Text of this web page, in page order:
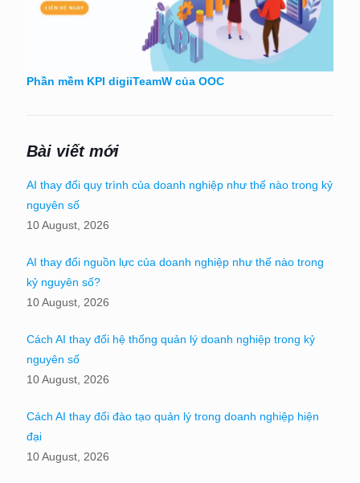
Phần mềm KPI digiiTeamW của OOC
Bài viết mới
AI thay đổi quy trình của doanh nghiệp như thế nào trong kỷ
nguyên số
10 August, 2026
AI thay đổi nguồn lực của doanh nghiệp như thế nào trong
kỷ nguyên số?
10 August, 2026
Cách AI thay đổi hệ thống quản lý doanh nghiệp trong kỷ
nguyên số
10 August, 2026
Cách AI thay đổi đào tạo quản lý trong doanh nghiệp hiện
đại
10 August, 2026